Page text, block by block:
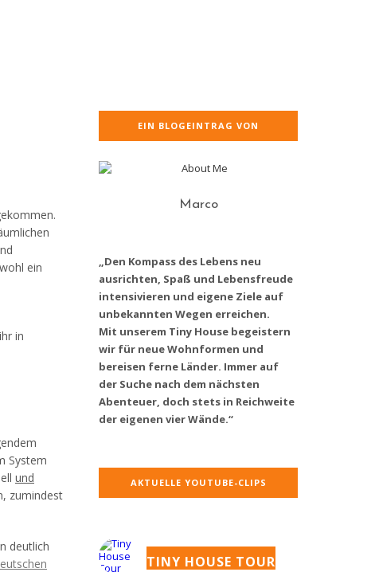
ein
in
System
und
zumindest
deutlich
EIN BLOGEINTRAG VON
Marco
„Den Kompass des Lebens neu
ausrichten, Spaß und Lebensfreude
intensivieren und eigene Ziele auf
unbekannten Wegen erreichen.
Mit unserem Tiny House begeistern
wir für neue Wohnformen und
bereisen ferne Länder. Immer auf
der Suche nach dem nächsten
Abenteuer, doch stets in Reichweite
der eigenen vier Wände.“
AKTUELLE YOUTUBE-CLIPS
TINY HOUSE TOUR